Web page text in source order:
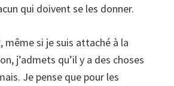
qui doivent se les donner.
même si je suis attaché à la
j’admets qu’il y a des choses
Je pense que pour les